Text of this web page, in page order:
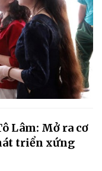
Lâm: Mở ra cơ
triển xứng